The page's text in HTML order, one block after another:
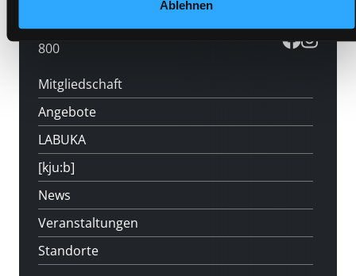
Ablehnen
Hotline (Mo-Fr 9 bis 17 Uhr): 0316 872-
800
Mitgliedschaft
Angebote
LABUKA
[kju:b]
News
Veranstaltungen
Standorte